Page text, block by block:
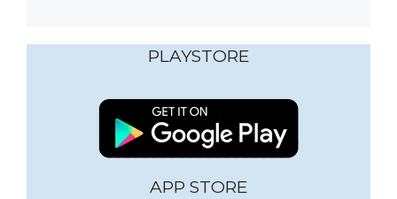
PLAYSTORE
APP STORE